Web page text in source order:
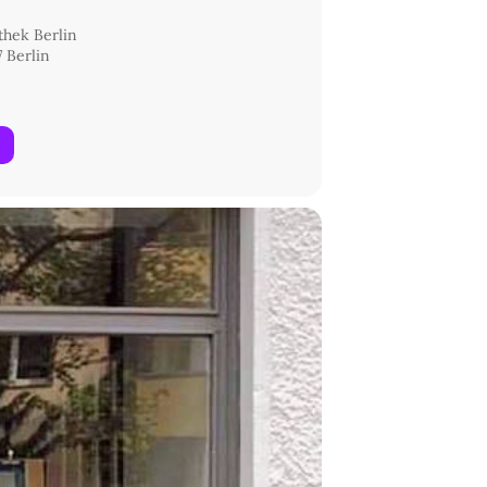
entwickeln wird. Deshalb
was sich aber ändern
Link für die „
Berlin
Berlin